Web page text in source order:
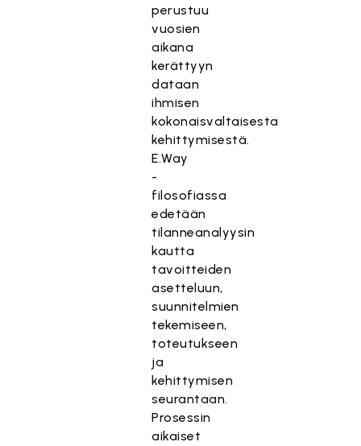
perustuu
vuosien
aikana
kerättyyn
dataan
ihmisen
kokonaisvaltaisesta
kehittymisestä.
E.Way
-
filosofiassa
edetään
tilanneanalyysin
kautta
tavoitteiden
asetteluun,
suunnitelmien
tekemiseen,
toteutukseen
ja
kehittymisen
seurantaan.
Prosessin
aikaiset